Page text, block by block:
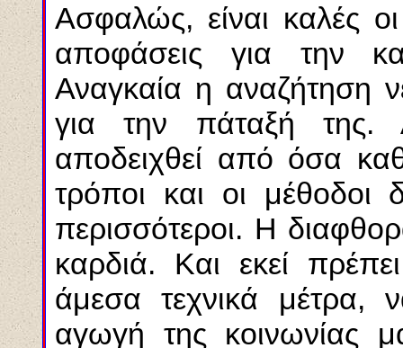
Ασφαλώς, είναι καλές
αποφάσεις για την
Αναγκαία η αναζήτηση
για την πάταξή της.
αποδειχθεί από όσα
τρόποι και οι μέθοδοι
περισσότεροι. Η
καρδιά. Και εκεί
άμεσα τεχνικά μέτρα,
αγωγή της κοινωνίας